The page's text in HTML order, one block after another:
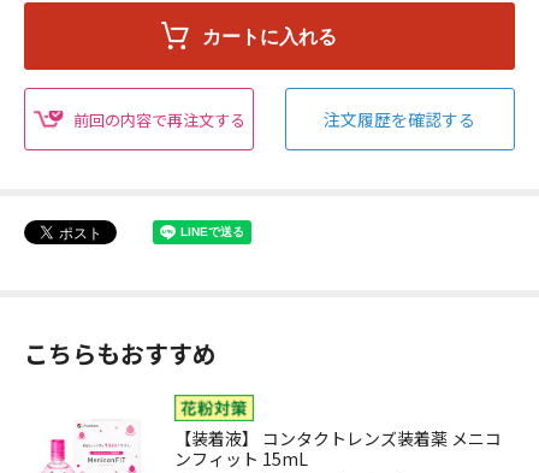
前回の内容で再注文する 注文履歴を確認する
こちらもおすすめ
【装着液】 コンタクトレンズ装着薬 メニコ
ンフィット 15mL